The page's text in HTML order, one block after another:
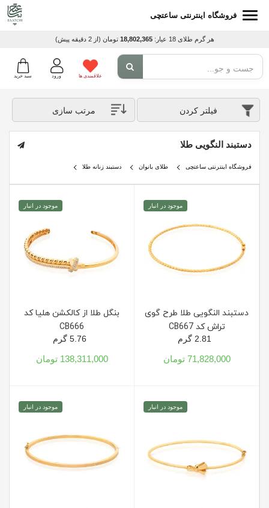
فروشگاه اینترنتی ساعتچی
هر گرم طلای 18 عیار: 18,802,365 تومان (از 2 دقیقه پیش)
سبد خرید ورود علاقمندی ها
فیلتر کردن مرتب سازی
دستبند النگویی طلا
فروشگاه اینترنتی ساعتچی طلای بانوان دستبند زنانه طلا
موجود در انبار
دستبند النگویی طلا طرح گوی
تراش کد CB667
71,828,000 تومان
موجود در انبار
بنگل طلا از کالکشن هلیا کد
CB666
138,311,000 تومان
موجود در انبار موجود در انبار